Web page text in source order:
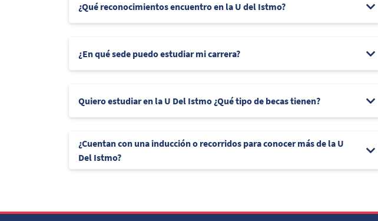
¿Qué reconocimientos encuentro en la U del Istmo?
¿En qué sede puedo estudiar mi carrera?
Quiero estudiar en la U Del Istmo ¿Qué tipo de becas tienen?
¿Cuentan con una inducción o recorridos para conocer más de la U
Del Istmo?